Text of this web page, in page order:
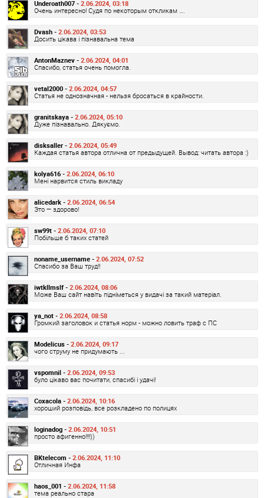
Underoath007 - 2.06.2024, 03:18
Очень интересно! Судя по некоторым откликам ….
Dvash - 2.06.2024, 03:53
Досить цікава і пізнавальна тема
AntonMaznev - 2.06.2024, 04:01
Спасибо, статья очень помогла.
vetal2000 - 2.06.2024, 04:57
Статья не однозначная - нельзя бросаться в крайности.
granitskaya - 2.06.2024, 05:10
Дуже пізнавально. Дякуємо.
disksaller - 2.06.2024, 05:49
Каждая статья автора отлична от предыдущей. Вывод: читать автора :)
kolya616 - 2.06.2024, 06:10
Мені нарвится стиль викладу
alicedark - 2.06.2024, 06:54
Это — здорово!
sw99t - 2.06.2024, 07:10
Побільше б таких статей
noname_username - 2.06.2024, 07:52
Спасибо за Ваш труд!!
iwtkllmslf - 2.06.2024, 08:06
Може Ваш сайт навіть підніметься у видачі за такий матеріал.
ya_not - 2.06.2024, 08:58
Громкий заголовок и статья норм - можно ловить траф с ПС
Modelicus - 2.06.2024, 09:17
чого струму не придумають ...
vspomnil - 2.06.2024, 09:53
було цікаво вас почитати, спасибі і удачі!
Coxacola - 2.06.2024, 10:16
хороший розповідь, все розкладено по полицях
loginadog - 2.06.2024, 10:51
просто афигенно!!!!))
BKtelecom - 2.06.2024, 11:10
Отличная Инфа
haos_001 - 2.06.2024, 11:58
тема реально стара